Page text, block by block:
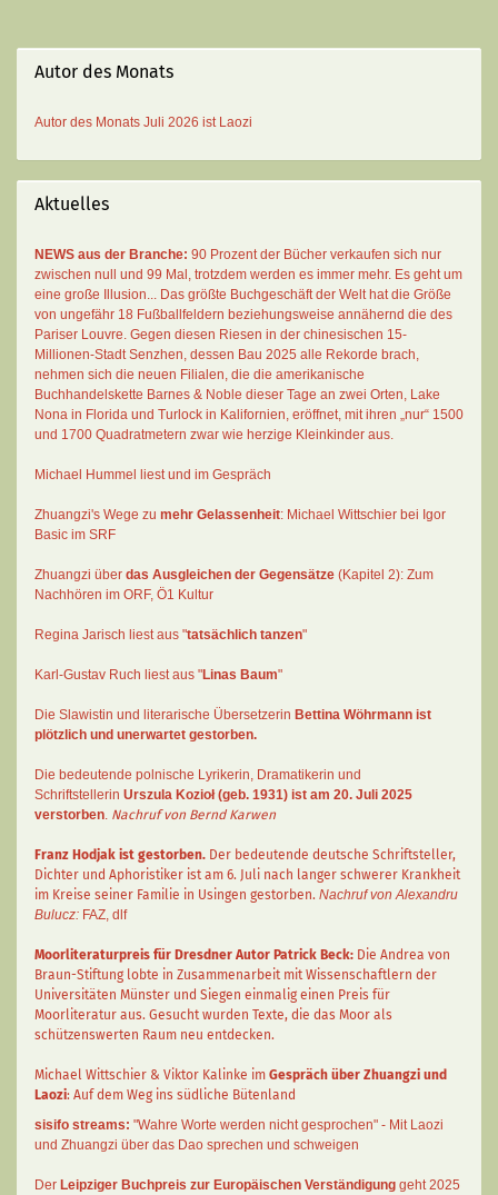
Autor des Monats
Autor des Monats Juli 2026 ist Laozi
Aktuelles
NEWS aus der Branche: 90 Prozent der Bücher verkaufen sich nur
zwischen null und 99 Mal , trotzdem werden es immer mehr. Es geht um
eine große Illusion... Das größte Buchgeschäft der Welt hat die Größe
von ungefähr 18 Fußballfeldern beziehungsweise annähernd die des
Pariser Louvre. Gegen diesen Riesen in der chinesischen 15-
Millionen-Stadt Senzhen, dessen Bau 2025 alle Rekorde brach,
nehmen sich die neuen Filialen, die die amerikanische
Buchhandelskette Barnes & Noble dieser Tage an zwei Orten, Lake
Nona in Florida und Turlock in Kalifornien, eröffnet, mit ihren „nur“ 1500
und 1700 Quadratmetern zwar wie herzige Kleinkinder aus.
Michael Hummel liest und im Gespräch
Zhuangzi's Wege zu mehr Gelassenheit: Michael Wittschier bei Igor
Basic im SRF
Zhuangzi über das Ausgleichen der Gegensätze (Kapitel 2): Zum
Nachhören im ORF, Ö1 Kultur
Regina Jarisch liest aus "tatsächlich tanzen"
Karl-Gustav Ruch liest aus "Linas Baum"
Die Slawistin und literarische Übersetzerin Bettina Wöhrmann ist
plötzlich und unerwartet gestorben.
Die bedeutende polnische Lyrikerin, Dramatikerin und
Schriftstellerin Urszula Kozioł (geb. 1931) ist am 20. Juli 2025
verstorben. Nachruf von Bernd Karwen
Franz Hodjak ist gestorben. Der bedeutende deutsche Schriftsteller,
Dichter und Aphoristiker ist am 6. Juli nach langer schwerer Krankheit
im Kreise seiner Familie in Usingen gestorben. Nachruf von Alexandru
Bulucz: FAZ, dlf
Moorliteraturpreis für Dresdner Autor Patrick Beck: Die Andrea von
Braun-Stiftung lobte in Zusammenarbeit mit Wissenschaftlern der
Universitäten Münster und Siegen einmalig einen Preis für
Moorliteratur aus. Gesucht wurden Texte, die das Moor als
schützenswerten Raum neu entdecken.
Michael Wittschier & Viktor Kalinke im Gespräch über Zhuangzi und
Laozi: Auf dem Weg ins südliche Bütenland
sisifo streams: "Wahre Worte werden nicht gesprochen" - Mit Laozi
und Zhuangzi über das Dao sprechen und schweigen
Der Leipziger Buchpreis zur Europäischen Verständigung geht 2025